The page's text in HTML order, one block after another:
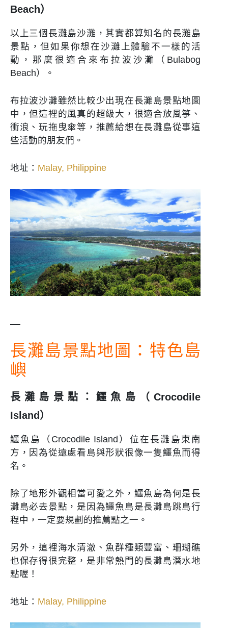
Beach）
以上三個長灘島沙灘，其實都算知名的長灘島
景點，但如果你想在沙灘上體驗不一樣的活
動，那麼很適合來布拉波沙灘（Bulabog
Beach）。
布拉波沙灘雖然比較少出現在長灘島景點地圖
中，但這裡的風真的超級大，很適合放風箏、
衝浪、玩拖曳傘等，推薦給想在長灘島從事這
些活動的朋友們。
地址： Malay, Philippine
—
長灘島景點地圖：特色島
嶼
長灘島景點：鱷魚島（Crocodile
Island）
鱷魚島（Crocodile Island）位在長灘島東南
方，因為從遠處看島與形狀很像一隻鱷魚而得
名。
除了地形外觀相當可愛之外，鱷魚島為何是長
灘島必去景點，是因為鱷魚島是長灘島跳島行
程中，一定要規劃的推薦點之一。
另外，這裡海水清澈、魚群種類豐富、珊瑚礁
也保存得很完整，是非常熱門的長灘島潛水地
點喔！
地址： Malay, Philippine